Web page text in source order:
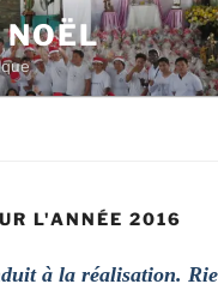
NOËL
L'ANNÉE 2016
à la réalisation.